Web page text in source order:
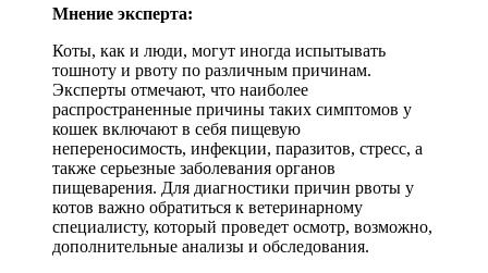
Мнение эксперта:
Коты, как и люди, могут иногда испытывать
тошноту и рвоту по различным причинам.
Эксперты отмечают, что наиболее
распространенные причины таких симптомов у
кошек включают в себя пищевую
непереносимость, инфекции, паразитов, стресс, а
также серьезные заболевания органов
пищеварения. Для диагностики причин рвоты у
котов важно обратиться к ветеринарному
специалисту, который проведет осмотр, возможно,
дополнительные анализы и обследования.